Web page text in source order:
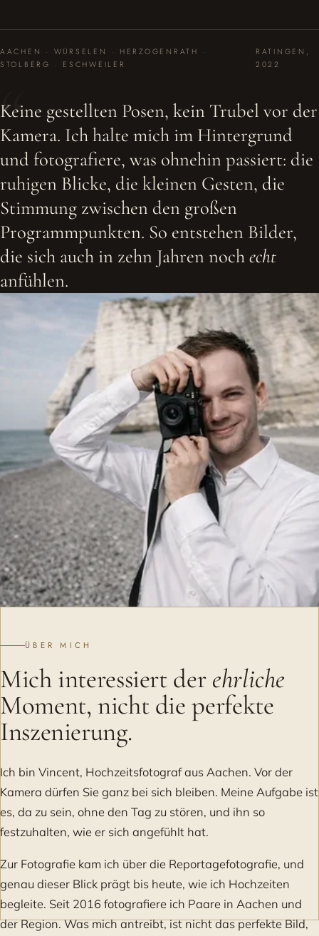
AACHEN · WÜRSELEN · HERZOGENRATH ·
STOLBERG · ESCHWEILER
RATINGEN,
2022
Keine gestellten Posen, kein Trubel vor der
Kamera. Ich halte mich im Hintergrund
und fotografiere, was ohnehin passiert: die
ruhigen Blicke, die kleinen Gesten, die
Stimmung zwischen den großen
Programmpunkten. So entstehen Bilder,
die sich auch in zehn Jahren nochecht
anfühlen.
ÜBER MICH
Mich interessiert der ehrliche
Moment, nicht die perfekte
Inszenierung.
Ich bin Vincent, Hochzeitsfotograf aus Aachen. Vor der
Kamera dürfen Sie ganz bei sich bleiben. Meine Aufgabe ist
es, da zu sein, ohne den Tag zu stören, und ihn so
festzuhalten, wie er sich angefühlt hat.
Zur Fotografie kam ich über die Reportagefotografie, und
genau dieser Blick prägt bis heute, wie ich Hochzeiten
begleite. Seit 2016 fotografiere ich Paare in Aachen und
der Region. Was mich antreibt, ist nicht das perfekte Bild,